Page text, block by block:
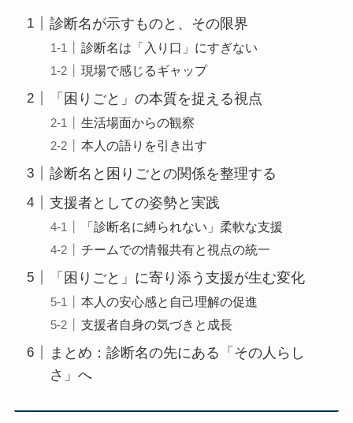
診断名が示すものと、その限界
診断名は「入り口」にすぎない
現場で感じるギャップ
「困りごと」の本質を捉える視点
生活場面からの観察
本人の語りを引き出す
診断名と困りごとの関係を整理する
支援者としての姿勢と実践
「診断名に縛られない」柔軟な支援
チームでの情報共有と視点の統一
「困りごと」に寄り添う支援が生む変化
本人の安心感と自己理解の促進
支援者自身の気づきと成長
まとめ：診断名の先にある「その人らし
さ」へ